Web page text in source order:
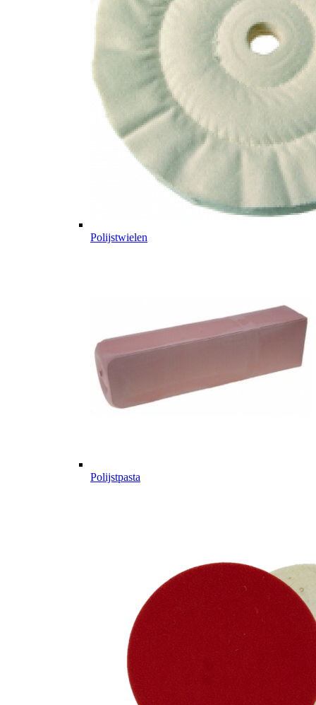
Polijstwielen
Polijstpasta